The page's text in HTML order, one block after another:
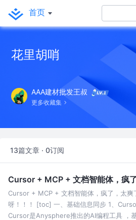
首页
花里胡哨
AAA建材批发王叔
更多收藏集
13篇文章 · 0订阅
Cursor + MCP + 文档智能体，疯
Cursor + MCP + 文档智能体，疯了，太爽
呀！！！ [toc] 一、基础信息同步 1、
Cursor是Anysphere推出的AI编程工具 ，